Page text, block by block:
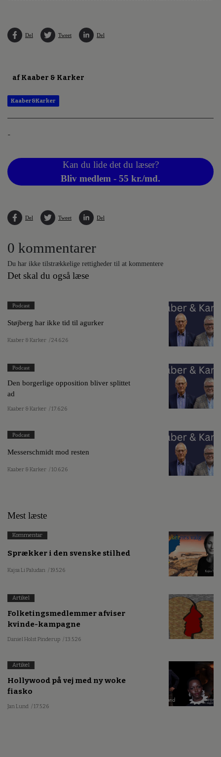
Del Tweet Del
af Kaaber & Karker
Kaaber&Karker
-
Kan du lide det du læser?
Bliv medlem - 55 kr./md.
Del Tweet Del
0 kommentarer
Du har ikke tilstrækkelige rettigheder til at kommentere
Det skal du også læse
Podcast
Støjberg har ikke tid til agurker
Kaaber & Karker / 24.6.26
Podcast
Den borgerlige opposition bliver splittet
ad
Kaaber & Karker / 17.6.26
Podcast
Messerschmidt mod resten
Kaaber & Karker / 10.6.26
Mest læste
Kommentar
Sprækker i den svenske stilhed
Kajsa Li Paludan / 19.5.26
Artikel
Folketingsmedlemmer afviser
kvinde-kampagne
Daniel Holst Pinderup / 13.5.26
Artikel
Hollywood på vej med ny woke
fiasko
Jan Lund / 17.5.26